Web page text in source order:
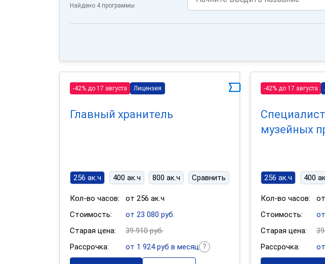
Найдено 4 программы
-42% до 17 августа Лицензия
Главный хранитель
256 ак.ч 400 ак.ч 800 ак.ч Сравнить
Кол-во часов:
от 256 ак.ч
Стоимость:
от 23 080 руб.
Старая цена:
39 910 руб.
Рассрочка:
от 1 924 руб в месяц
-42% до 17 августа
музейных
256 ак.ч 400
Кол-во часов:
Стоимость:
Старая цена:
Рассрочка: